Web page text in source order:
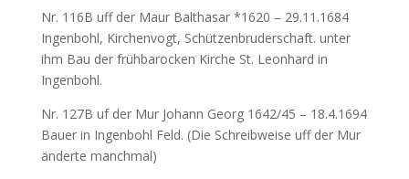
Nr. 116B uff der Maur Balthasar *1620 – 29.11.1684
Ingenbohl, Kirchenvogt, Schützenbruderschaft. unter
ihm Bau der frühbarocken Kirche St. Leonhard in
Ingenbohl.
Nr. 127B uf der Mur Johann Georg 1642/45 – 18.4.1694
Bauer in Ingenbohl Feld. (Die Schreibweise uff der Mur
änderte manchmal)